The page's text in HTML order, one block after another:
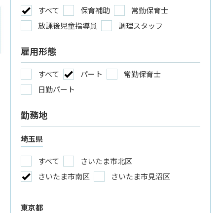
すべて 保育補助
常勤保育士
放課後児童指導員
調理スタッフ
雇用形態
すべて パート
常勤保育士
日勤パート
勤務地
埼玉県
すべて
さいたま市北区
さいたま市南区
さいたま市見沼区
東京都